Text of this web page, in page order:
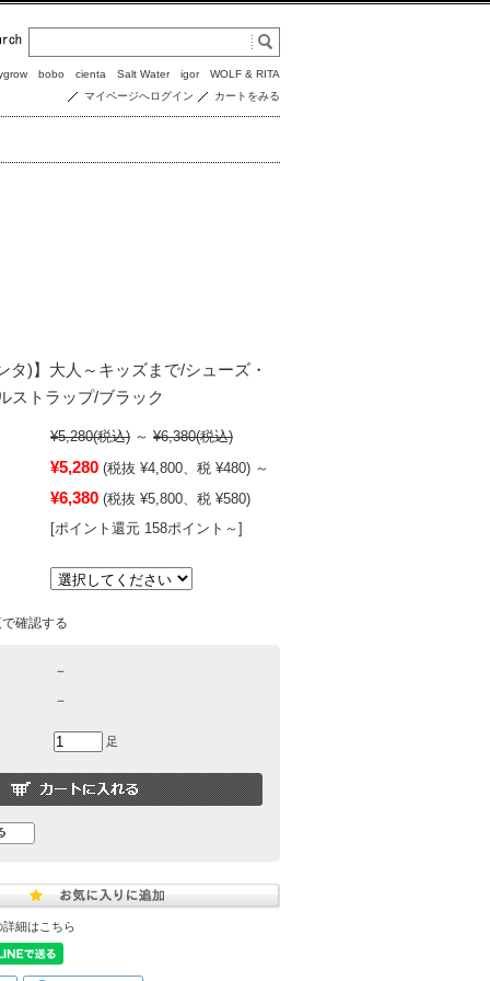
bobo cienta Salt Water igor
WOLF & RITA
マイページへログイン
カートをみる
タ)】大人～キッズまで/シューズ・
ストラップ/ブラック
¥5,280(税込) ～ ¥6,380(税込)
¥5,280 (税抜 ¥4,800、税 ¥480) ～
¥6,380 (税抜 ¥5,800、税 ¥580)
[ポイント還元 158ポイント～]
確認する
－
－
足
細はこちら